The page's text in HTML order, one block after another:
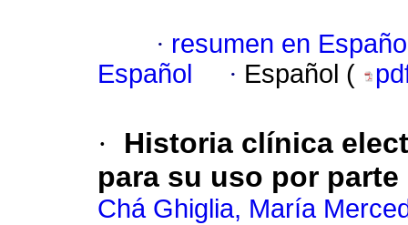
· resumen en
Español
· Español (
·
Historia clínica
para su uso por
Chá Ghiglia, María